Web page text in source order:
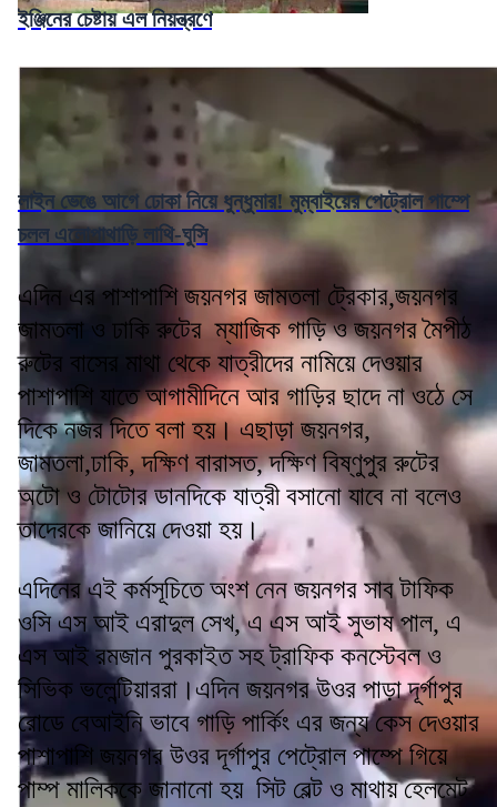
ইঞ্জিনের চেষ্টায় এল নিয়ন্ত্রণে
লাইন ভেঙে আগে ঢোকা নিয়ে ধুন্ধুমার! মুম্বাইয়ের পেট্রোল পাম্পে
চলল এলোপাথাড়ি লাথি-ঘুসি
এদিন এর পাশাপাশি জয়নগর জামতলা ট্রেকার,জয়নগর
জামতলা ও ঢাকি রুটের ম্যাজিক গাড়ি ও জয়নগর মৈপীঠ
রুটের বাসের মাথা থেকে যাত্রীদের নামিয়ে দেওয়ার
পাশাপাশি যাতে আগামীদিনে আর গাড়ির ছাদে না ওঠে সে
দিকে নজর দিতে বলা হয়। এছাড়া জয়নগর,
জামতলা,ঢাকি, দক্ষিণ বারাসত, দক্ষিণ বিষ্ণুপুর রুটের
অটো ও টোটোর ডানদিকে যাত্রী বসানো যাবে না বলেও
তাদেরকে জানিয়ে দেওয়া হয়।
এদিনের এই কর্মসূচিতে অংশ নেন জয়নগর সাব টাফিক
ওসি এস আই এরাদুল সেখ, এ এস আই সুভাষ পাল, এ
এস আই রমজান পুরকাইত সহ ট্রাফিক কনস্টেবল ও
সিভিক ভলেন্টিয়াররা।এদিন জয়নগর উওর পাড়া দূর্গাপুর
রোডে বেআইনি ভাবে গাড়ি পার্কিং এর জন্য কেস দেওয়ার
পাশাপাশি জয়নগর উওর দূর্গাপুর পেট্রোল পাম্পে গিয়ে
পাম্প মালিককে জানানো হয় সিট বেল্ট ও মাথায় হেলমেট